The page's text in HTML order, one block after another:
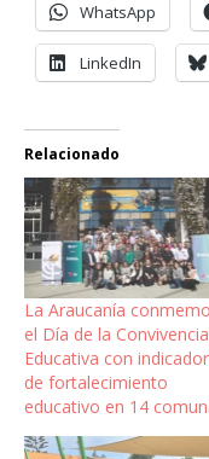
WhatsApp
LinkedIn
Relacionado
La Araucanía
el Día de la Convivencia
Educativa con
de fortalecimiento
educativo en 14